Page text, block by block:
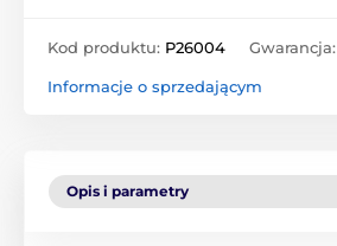
Kod produktu: P26004 Gwarancja:
Informacje o sprzedającym
Opis i parametry